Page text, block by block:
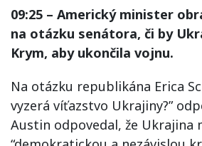
09:25 – Americký minister
na otázku senátora, či by
Krym, aby ukončila vojnu.
Na otázku republikána Erica
vyzerá víťazstvo Ukrajiny?”
Austin odpovedal, že Ukrajina